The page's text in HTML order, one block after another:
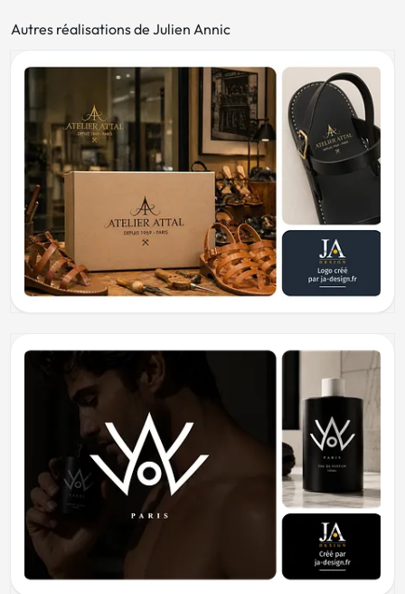
Autres réalisations de Julien Annic